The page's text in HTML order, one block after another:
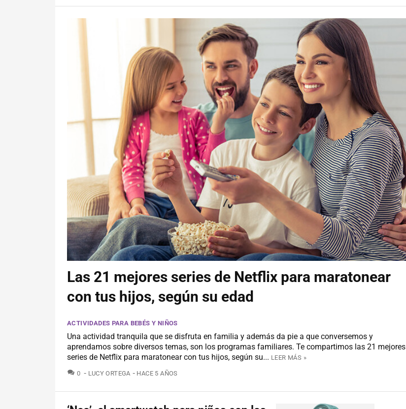
Las 21 mejores series de Netflix para maratonear
con tus hijos, según su edad
ACTIVIDADES PARA BEBÉS Y NIÑOS
Una actividad tranquila que se disfruta en familia y además da pie a que conversemos y
aprendamos sobre diversos temas, son los programas familiares. Te compartimos las 21 mejores
series de Netflix para maratonear con tus hijos, según su... LEER MÁS »
0 COMENTARIOS
LUCY ORTEGA HACE 5 AÑOS